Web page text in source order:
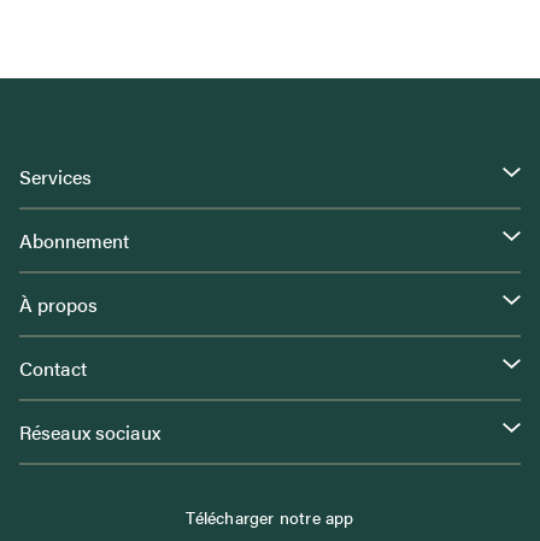
Services
Abonnement
À propos
Contact
Réseaux sociaux
Télécharger notre app